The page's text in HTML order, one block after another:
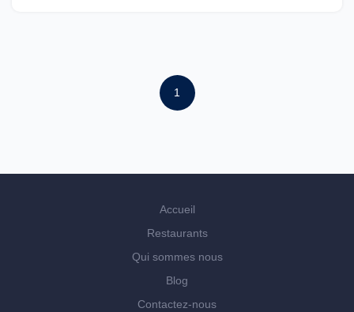
1
Accueil
Restaurants
Qui sommes nous
Blog
Contactez-nous